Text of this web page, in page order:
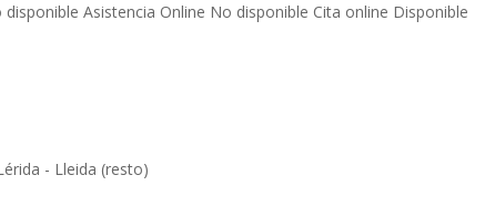
Asistencia Online No disponible Cita online Disponible
- Lleida (resto)